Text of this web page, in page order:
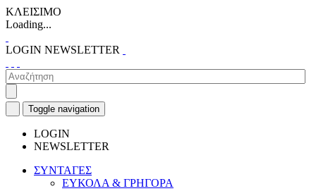
ΚΛΕΙΣΙΜΟ
Loading...
LOGIN NEWSLETTER
Toggle navigation
LOGIN
NEWSLETTER
ΣΥΝΤΑΓΕΣ
ΕΥΚΟΛΑ & ΓΡΗΓΟΡΑ